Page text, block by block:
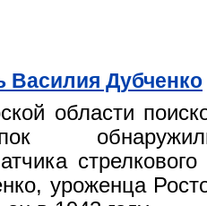
Василия Дубченко
области
уроженца